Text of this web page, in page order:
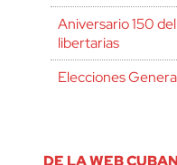
Aniversario 150
libertarias
Elecciones
DE LA WEB